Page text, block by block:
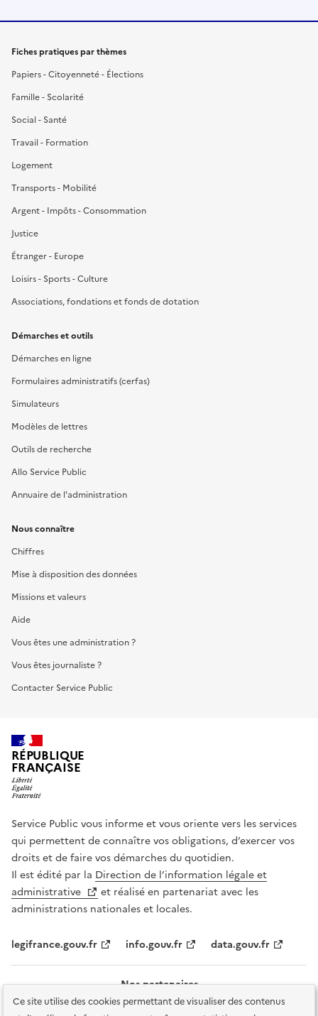
Ce site utilise des cookies permettant de visualiser des contenus
Fiches pratiques par thèmes
Papiers - Citoyenneté - Élections
Famille - Scolarité
Social - Santé
Travail - Formation
Logement
Transports - Mobilité
Argent - Impôts - Consommation
Justice
Étranger - Europe
Loisirs - Sports - Culture
Associations, fondations et fonds de dotation
Démarches et outils
Démarches en ligne
Formulaires administratifs (cerfas)
Simulateurs
Modèles de lettres
Outils de recherche
Allo Service Public
Annuaire de l'administration
Nous connaître
Chiffres
Mise à disposition des données
Missions et valeurs
Aide
Vous êtes une administration ?
Vous êtes journaliste ?
Contacter Service Public
RÉPUBLIQUE
FRANÇAISE
Service Public vous informe et vous oriente vers les services
qui permettent de connaître vos obligations, d’exercer vos
droits et de faire vos démarches du quotidien.
Il est édité par la Direction de l’information légale et
administrative
et réalisé en partenariat avec les
administrations nationales et locales.
legifrance.gouv.fr info.gouv.fr data.gouv.fr
Nos partenaires